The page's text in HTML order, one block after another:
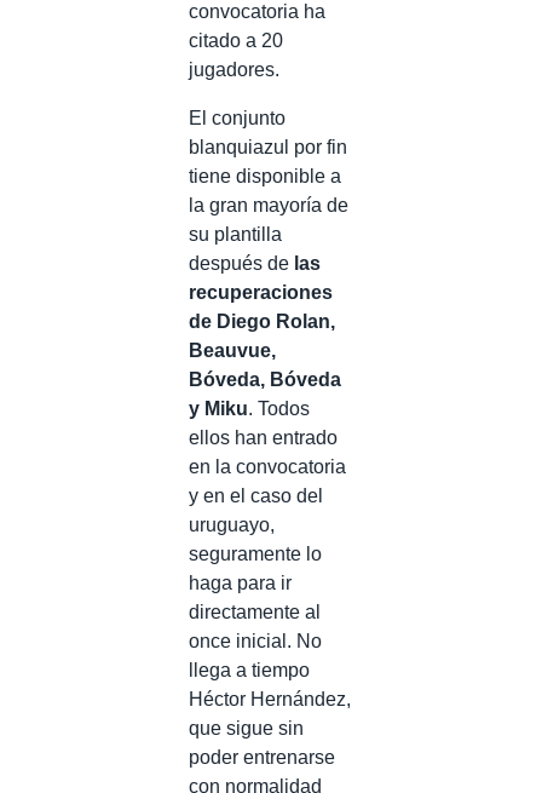
convocatoria ha
citado a 20
jugadores.
El conjunto
blanquiazul por fin
tiene disponible a
la gran mayoría de
su plantilla
después de las
recuperaciones
de Diego Rolan,
Beauvue,
Bóveda, Bóveda
y Miku. Todos
ellos han entrado
en la convocatoria
y en el caso del
uruguayo,
seguramente lo
haga para ir
directamente al
once inicial. No
llega a tiempo
Héctor Hernández,
que sigue sin
poder entrenarse
con normalidad